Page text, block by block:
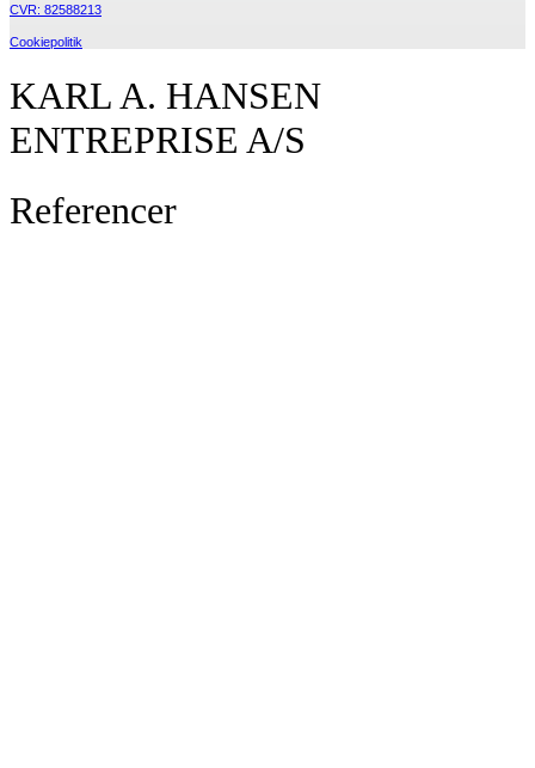
CVR: 82588213
Cookiepolitik
KARL A. HANSEN
ENTREPRISE A/S
Referencer